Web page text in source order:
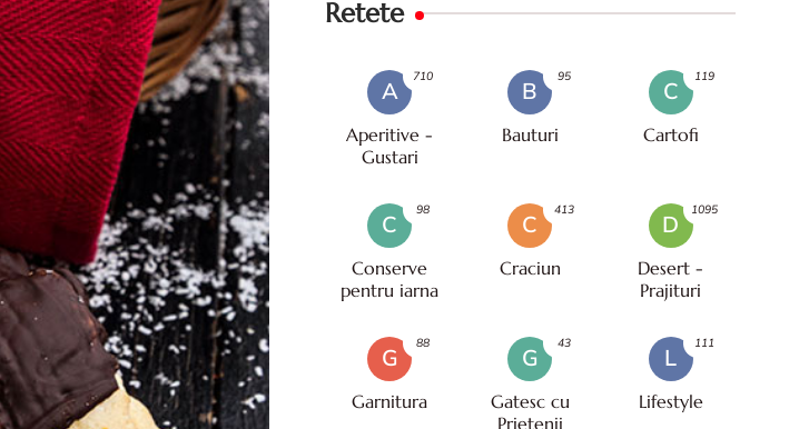
Retete
A
Aperitive -
Gustari
710
B
Bauturi
95
C
Cartofi
119
C
Conserve
pentru iarna
98
C
Craciun
413
D
Desert -
Prajituri
1095
G
Garnitura
88
G
Gatesc cu
Prietenii
43
L
Lifestyle
111